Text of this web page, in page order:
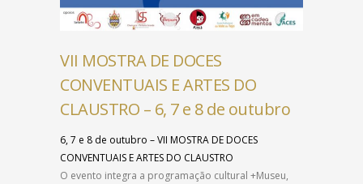
VII MOSTRA DE DOCES
CONVENTUAIS E ARTES DO
CLAUSTRO – 6, 7 e 8 de outubro
6, 7 e 8 de outubro – VII MOSTRA DE DOCES
CONVENTUAIS E ARTES DO CLAUSTRO
O evento integra a programação cultural +Museu,